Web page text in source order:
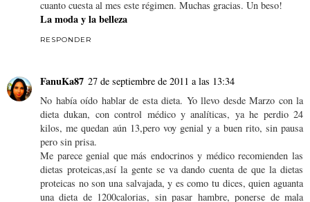
cuanto cuesta al mes este régimen. Muchas gracias. Un beso!
La moda y la belleza
RESPONDER
FanuKa87 27 de septiembre de 2011 a las 13:34
No había oído hablar de esta dieta. Yo llevo desde Marzo con la
dieta dukan, con control médico y analíticas, ya he perdio 24
kilos, me quedan aún 13,pero voy genial y a buen rito, sin pausa
pero sin prisa.
Me parece genial que más endocrinos y médico recomienden las
dietas proteicas,así la gente se va dando cuenta de que la dietas
proteicas no son una salvajada, y es como tu dices, quien aguanta
una dieta de 1200calorias, sin pasar hambre, ponerse de mala